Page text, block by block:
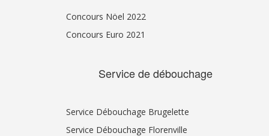
Concours Nöel 2022
Concours Euro 2021
Service de débouchage
Service Débouchage Brugelette
Service Débouchage Florenville